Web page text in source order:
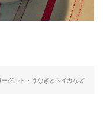
グルト・うなぎとスイカなど